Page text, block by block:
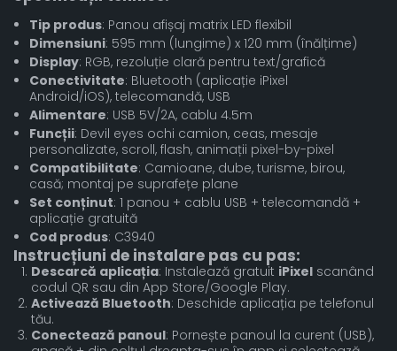
Tip produs: Panou afișaj matrix LED flexibil
Dimensiuni: 595 mm (lungime) x 120 mm (înălțime)
Display: RGB, rezoluție clară pentru text/grafică
Conectivitate: Bluetooth (aplicație iPixel
Android/iOS), telecomandă, USB
Alimentare: USB 5V/2A, cablu 4.5m
Funcții: Devil eyes ochi camion, ceas, mesaje
personalizate, scroll, flash, animații pixel-by-pixel
Compatibilitate: Camioane, dube, turisme, birou,
casă; montaj pe suprafețe plane
Set conținut: 1 panou + cablu USB + telecomandă +
aplicație gratuită
Cod produs: C3940
Instrucțiuni de instalare pas cu pas:
Descarcă aplicația: Instalează gratuit iPixel scanând
codul QR sau din App Store/Google Play.
Activează Bluetooth: Deschide aplicația pe telefonul
tău.
Conectează panoul: Pornește panoul la curent (USB),